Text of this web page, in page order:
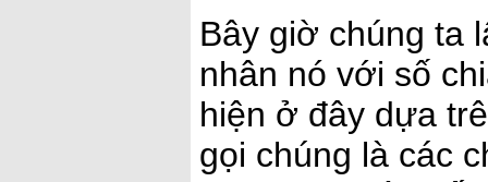
Bây giờ chúng ta
nhân nó với số
hiện ở đây dựa
gọi chúng là các